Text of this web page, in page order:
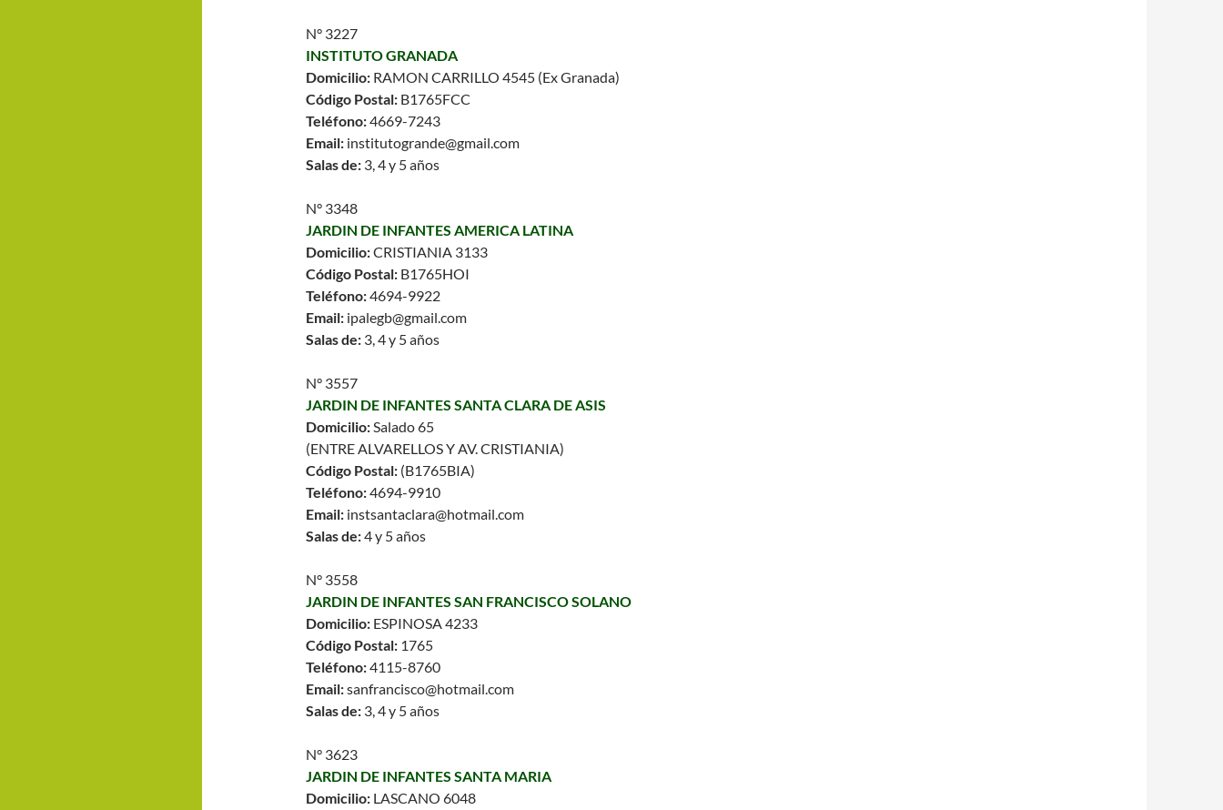
N° 3227
INSTITUTO GRANADA
Domicilio: RAMON CARRILLO 4545 (Ex Granada)
Código Postal: B1765FCC
Teléfono:4669-7243
Email: institutogrande@gmail.com
Salas de: 3, 4 y 5 años
N° 3348
JARDIN DE INFANTES AMERICA LATINA
Domicilio:CRISTIANIA 3133
Código Postal: B1765HOI
Teléfono:4694-9922
Email: ipalegb@gmail.com
Salas de: 3, 4 y 5 años
N° 3557
JARDIN DE INFANTES SANTA CLARA DE ASIS
Domicilio:Salado 65
(ENTRE ALVARELLOS Y AV. CRISTIANIA)
Código Postal: (B1765BIA)
Teléfono:4694-9910
Email: instsantaclara@hotmail.com
Salas de:4 y 5 años
N° 3558
JARDIN DE INFANTES SAN FRANCISCO SOLANO
Domicilio: ESPINOSA 4233
Código Postal: 1765
Teléfono:4115-8760
Email:sanfrancisco@hotmail.com
Salas de: 3, 4 y 5 años
N° 3623
JARDIN DE INFANTES SANTA MARIA
Domicilio: LASCANO 6048